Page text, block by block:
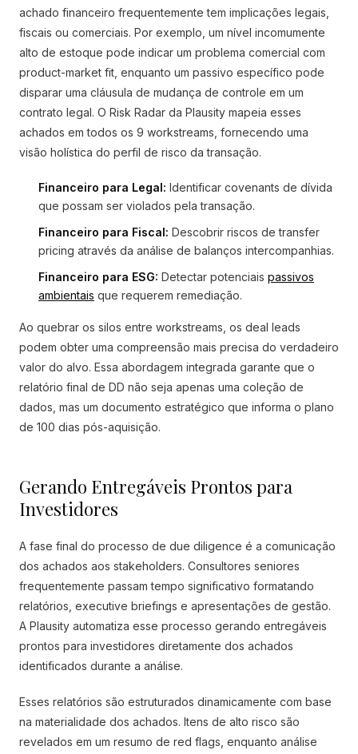
achado financeiro frequentemente tem implicações legais,
fiscais ou comerciais. Por exemplo, um nível incomumente
alto de estoque pode indicar um problema comercial com
product-market fit, enquanto um passivo específico pode
disparar uma cláusula de mudança de controle em um
contrato legal. O Risk Radar da Plausity mapeia esses
achados em todos os 9 workstreams, fornecendo uma
visão holística do perfil de risco da transação.
Financeiro para Legal: Identificar covenants de dívida
que possam ser violados pela transação.
Financeiro para Fiscal: Descobrir riscos de transfer
pricing através da análise de balanços intercompanhias.
Financeiro para ESG: Detectar potenciais passivos
ambientais que requerem remediação.
Ao quebrar os silos entre workstreams, os deal leads
podem obter uma compreensão mais precisa do verdadeiro
valor do alvo. Essa abordagem integrada garante que o
relatório final de DD não seja apenas uma coleção de
dados, mas um documento estratégico que informa o plano
de 100 dias pós-aquisição.
Gerando Entregáveis Prontos para
Investidores
A fase final do processo de due diligence é a comunicação
dos achados aos stakeholders. Consultores seniores
frequentemente passam tempo significativo formatando
relatórios, executive briefings e apresentações de gestão.
A Plausity automatiza esse processo gerando entregáveis
prontos para investidores diretamente dos achados
identificados durante a análise.
Esses relatórios são estruturados dinamicamente com base
na materialidade dos achados. Itens de alto risco são
revelados em um resumo de red flags, enquanto análise